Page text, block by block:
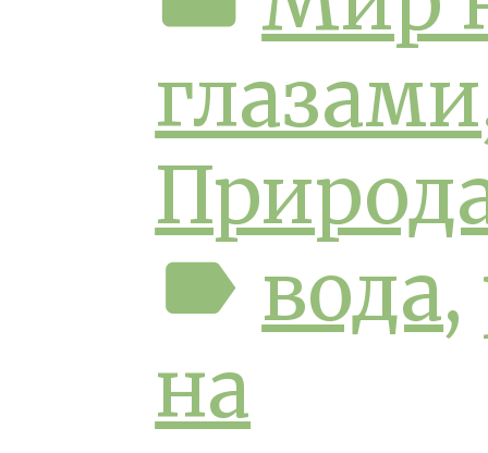
глазами
label вода,
на